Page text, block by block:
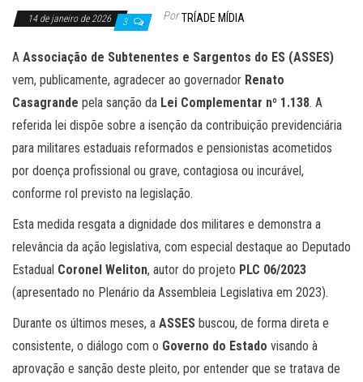
14 de janeiro de 2026 3 Por TRÍADE MÍDIA
A Associação de Subtenentes e Sargentos do ES (ASSES)
vem, publicamente, agradecer ao governador Renato
Casagrande pela sanção da Lei Complementar nº 1.138. A
referida lei dispõe sobre a isenção da contribuição previdenciária
para militares estaduais reformados e pensionistas acometidos
por doença profissional ou grave, contagiosa ou incurável,
conforme rol previsto na legislação.
Esta medida resgata a dignidade dos militares e demonstra a
relevância da ação legislativa, com especial destaque ao Deputado
Estadual Coronel Weliton, autor do projeto PLC 06/2023
(apresentado no Plenário da Assembleia Legislativa em 2023).
Durante os últimos meses, a ASSES buscou, de forma direta e
consistente, o diálogo com o Governo do Estado visando à
aprovação e sanção deste pleito, por entender que se tratava de